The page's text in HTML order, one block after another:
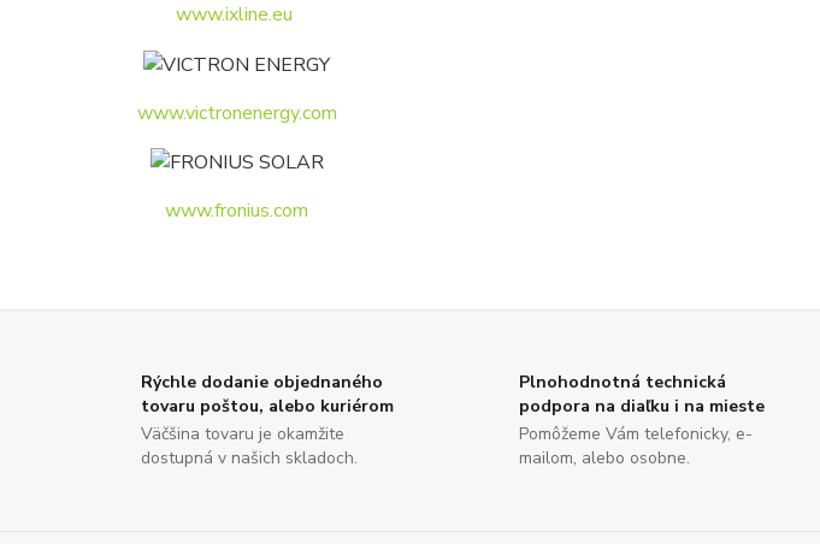
www.ixline.eu
www.victronenergy.com
www.fronius.com
Rýchle dodanie objednaného
tovaru poštou, alebo kuriérom
Väčšina tovaru je okamžite
dostupná v našich skladoch.
Plnohodnotná technická
podpora na diaľku i na mieste
Pomôžeme Vám telefonicky, e-
mailom, alebo osobne.